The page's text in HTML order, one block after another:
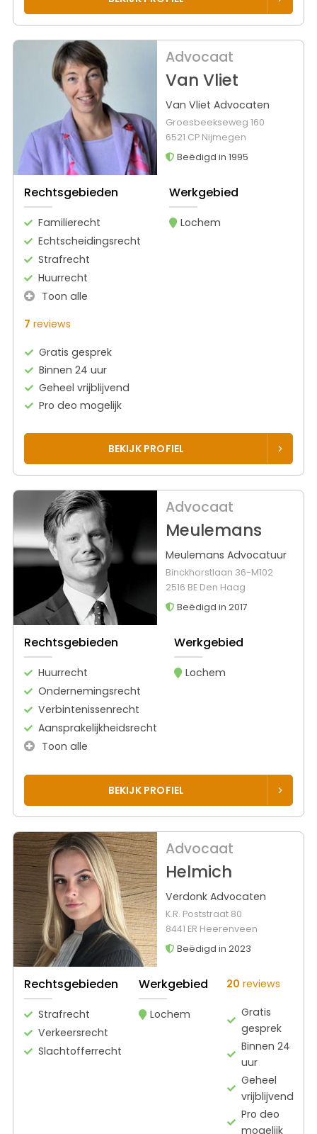
Advocaat
Van Vliet
Van Vliet Advocaten
Groesbeekseweg 160
6521 CP Nijmegen
Beëdigd in 1995
Rechtsgebieden
Familierecht
Echtscheidingsrecht
Strafrecht
Huurrecht
Toon alle
Werkgebied
Lochem
7 reviews
Gratis gesprek
Binnen 24 uur
Geheel vrijblijvend
Pro deo mogelijk
BEKIJK PROFIEL
Advocaat
Meulemans
Meulemans Advocatuur
Binckhorstlaan 36-M102
2516 BE Den Haag
Beëdigd in 2017
Rechtsgebieden
Huurrecht
Ondernemingsrecht
Verbintenissenrecht
Aansprakelijkheidsrecht
Toon alle
Werkgebied
Lochem
BEKIJK PROFIEL
Advocaat
Helmich
Verdonk Advocaten
K.R. Poststraat 80
8441 ER Heerenveen
Beëdigd in 2023
Rechtsgebieden
Strafrecht
Verkeersrecht
Slachtofferrecht
Werkgebied
Lochem
20 reviews
Gratis
gesprek
Binnen 24
uur
Geheel
vrijblijvend
Pro deo
mogelijk